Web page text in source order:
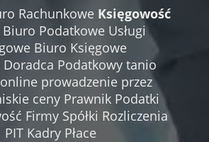
Rachunkowe Księgowość
Biuro Podatkowe Usługi
Biuro Księgowe
Doradca Podatkowy tanio
prowadzenie przez
ceny Prawnik Podatki
Firmy Spółki Rozliczenia
PIT Kadry Płace